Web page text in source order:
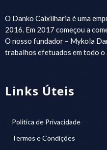
O Danko Caixilharia é uma
2016. Em 2017 começou a
O nosso fundador – Mykola
trabalhos efetuados em todo
Links Úteis
Política de Privacidade
Termos e Condições